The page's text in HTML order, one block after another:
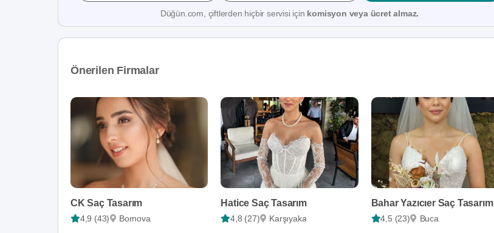
Düğün.com, çiftlerden hiçbir servisi için komisyon veya ücret almaz.
Önerilen Firmalar
CK Saç Tasarım
4,9 (43) Bornova
Hatice Saç Tasarım
4,8 (27) Karşıyaka
Bahar Yazıcıer Saç Tasarım
4,5 (23) Buca